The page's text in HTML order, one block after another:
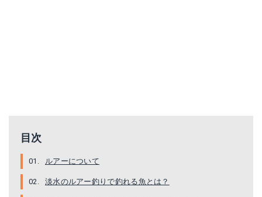
目次
ルアーについて
淡水のルアー釣りで釣れる魚とは？